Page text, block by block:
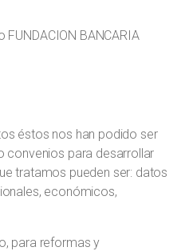
BANCARIA
éstos nos han podido ser
convenios para desarrollar
tratamos pueden ser: datos
económicos,
para reformas y